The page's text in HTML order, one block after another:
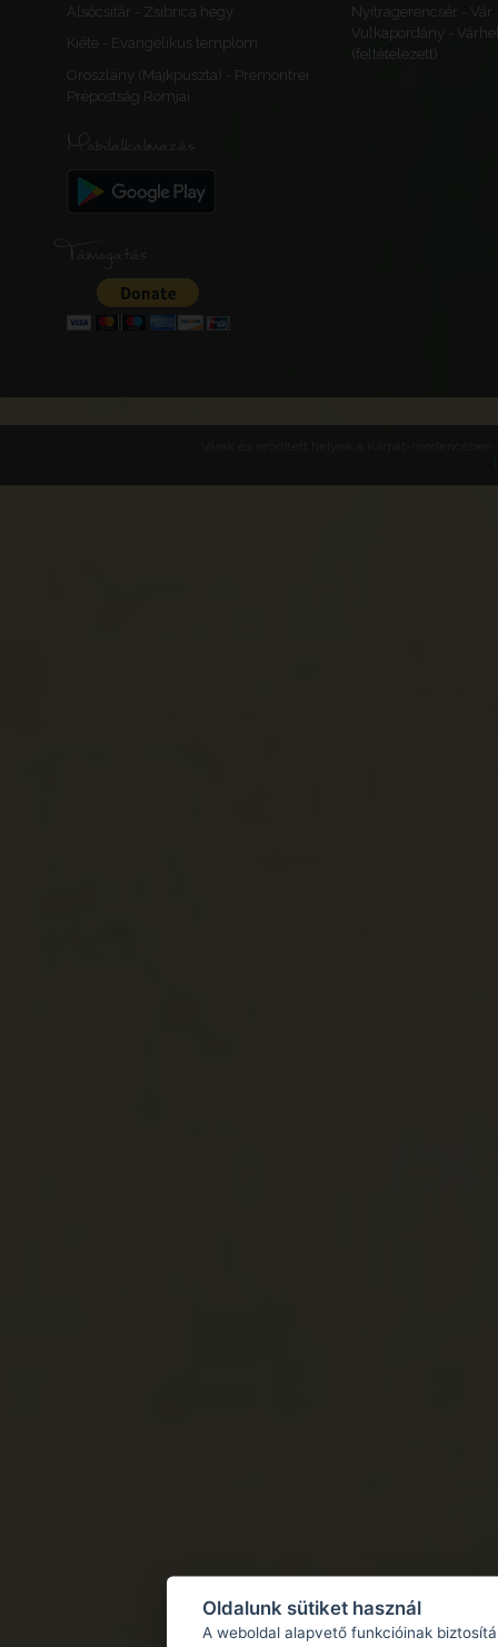
Alsócsitár - Zsibrica hegy
Nyitragerencsér - Vár
Kiéte - Evangélikus templom
Vulkapordány -
(feltételezett)
Oroszlány (Majkpuszta) - Premontrei
Prépostság Romjai
Mobilalkalmazás
Támogatás
Oldalunk sütiket használ
A weboldal alapvető funkcióinak